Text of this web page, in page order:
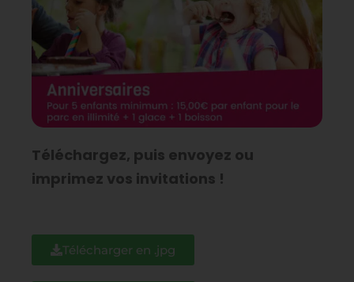
Téléchargez, puis envoyez ou
imprimez vos invitations !
Télécharger en .jpg